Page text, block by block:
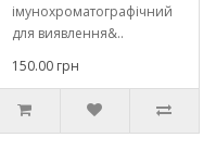
імунохроматографічний
для виявлення&..
150.00 грн